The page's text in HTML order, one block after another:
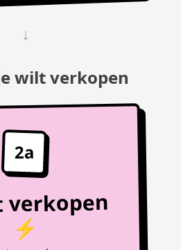
↓
wilt verkopen
2a
verkopen
⚡